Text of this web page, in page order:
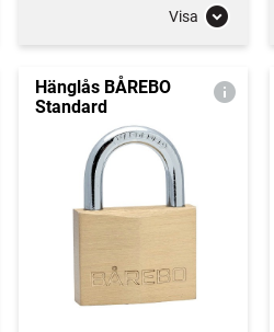
Visa
Hänglås BÅREBO
Standard